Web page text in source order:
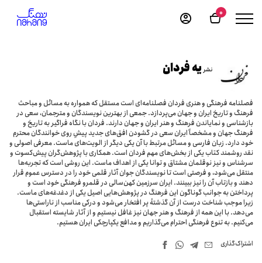
0
نشریه فردان
فصلنامه فرهنگی و هنری فردان فصلنامه‌ای است مستقل که همواره به مسائل و مباحث
فرهنگ و تاریخ ایران و جهان می‌پردازد. جمعی از بهترین نویسندگان و مترجمان، سعی در
بازشناسی و نمایاندن فرهنگ و هنر ایران و جهان دارند. فردان با نگاه فراگیر به تاریخ و
فرهنگ جهان و مشخصاً ایران سعی در گشودن افق‌های جدید پیشِ روی خوانندگان محترم
خود دارد. زبان فارسی و مسائل مرتبط با آن یکی دیگر از الویت‌های ماست. معرفی اصولی و
نقد روشمند کتاب یکی از بخش‌های مهم فردان است. همکاری با پژوهش‌گران پیش‌کسوت و
سرشناس و نیز نوقلمان مشتاق و توانا یکی از اهداف ماست. این روشی است که تجربه‌ها
منتقل می‌شود، و فرصتی است تا نویسندگان جوان آثار قلمی خود را در دسترس عموم قرار
دهند و بازتاب آن را نیز ببینند. ایران سرزمین کهن‌سالی در قلمرو فرهنگی خود است و
پرداختن به جوانب گوناگون این فرهنگ در پژوهش‌هایی اصیل یکی از دغدغه‌های ماست.
زیرا موجب شناخت درست از آن گذشتۀ پر افتخار می‌شود و درکی مناسب از ناراستی‌ها
می‌دهد. با این همه از فرهنگ و هنر جهان نیز غافل نیستیم و از آثار شایسته استقبال
می‌کنیم. به تنوع فرهنگی احترام می‌گذاریم و مدافع یکپارچکی ایران هستیم.
اشتراک‌گذاری